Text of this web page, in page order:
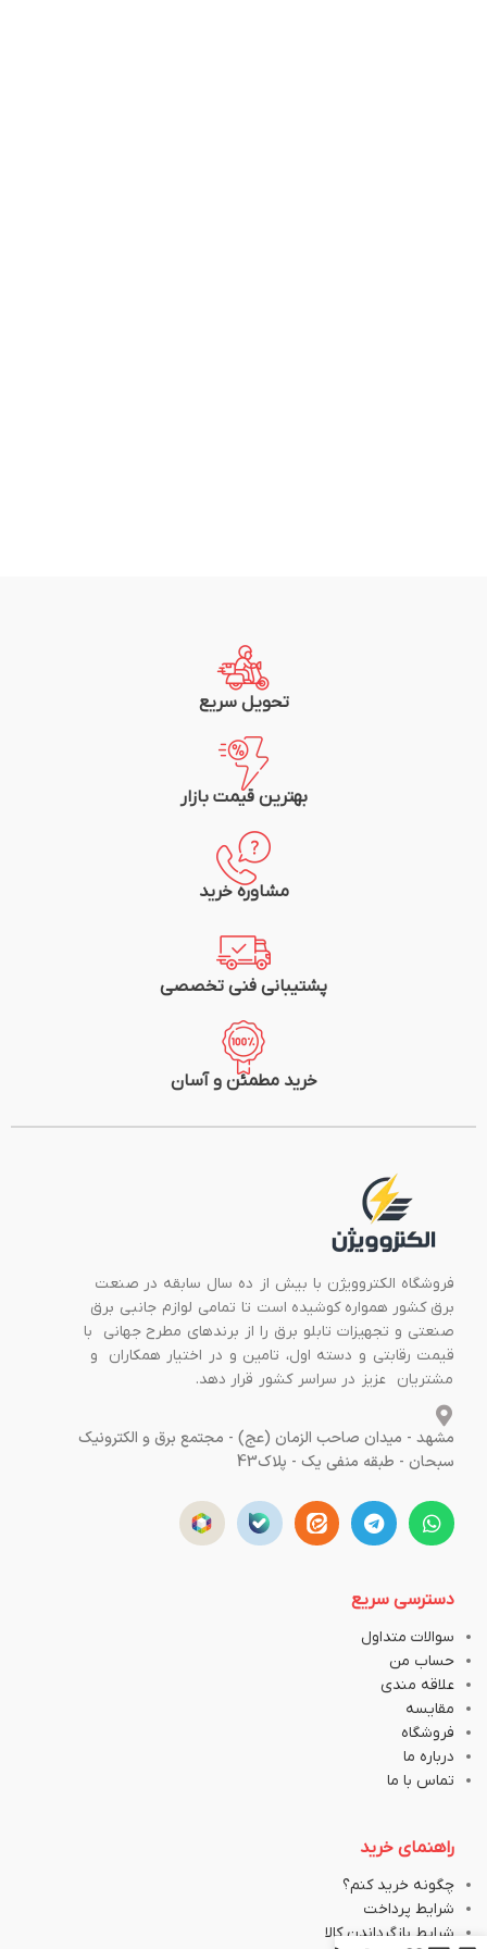
تحویل سریع
بهترین قیمت بازار
مشاوره خرید
پشتیبانی فنی تخصصی
خرید مطمئن و آسان
فروشگاه الکتروویژن با بیش از ده سال سابقه در صنعت
برق کشور همواره کوشیده است تا تمامی لوازم جانبی برق
صنعتی و تجهیزات تابلو برق را از برندهای مطرح جهانی با
قیمت رقابتی و دسته اول، تامین و در اختیار همکاران و
مشتریان عزیز در سراسر کشور قرار دهد.
مشهد - میدان صاحب الزمان (عج) - مجتمع برق و الکترونیک
سبحان - طبقه منفی یک - پلاک43
دسترسی سریع
سوالات متداول
حساب من
علاقه مندی
مقایسه
فروشگاه
درباره ما
تماس با ما
راهنمای خرید
چگونه خرید کنم؟
شرایط پرداخت
شرایط بازگرداندن کالا